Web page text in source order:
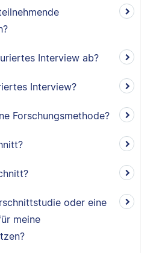
Interview ab?
Interview?
Forschungsmethode?
oder eine
meine